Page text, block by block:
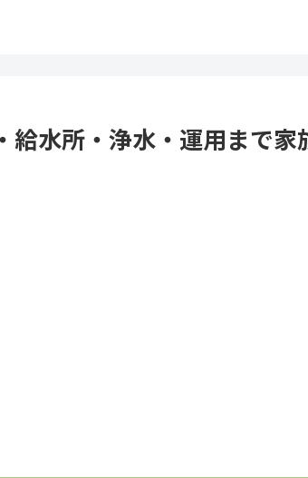
水所・浄水・運用まで家